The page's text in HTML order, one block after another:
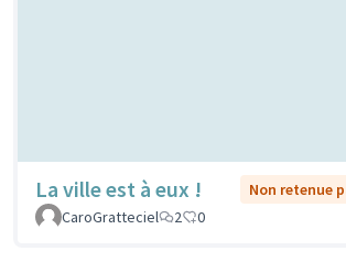
La ville est à eux !
Non retenue
CaroGratteciel
2 0